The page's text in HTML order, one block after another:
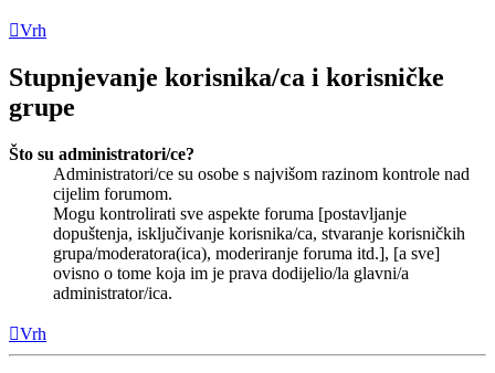
Vrh
Stupnjevanje korisnika/ca i korisničke
grupe
Što su administratori/ce?
Administratori/ce su osobe s najvišom razinom kontrole nad
cijelim forumom.
Mogu kontrolirati sve aspekte foruma [postavljanje
dopuštenja, isključivanje korisnika/ca, stvaranje korisničkih
grupa/moderatora(ica), moderiranje foruma itd.], [a sve]
ovisno o tome koja im je prava dodijelio/la glavni/a
administrator/ica.
Vrh